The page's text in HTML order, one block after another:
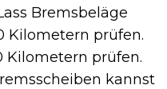
Bremsbeläge
Kilometern prüfen.
Kilometern prüfen.
kannst